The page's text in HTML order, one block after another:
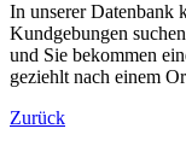
In unserer Datenbank
Kundgebungen
und Sie bekommen
geziehlt nach einem
Zurück